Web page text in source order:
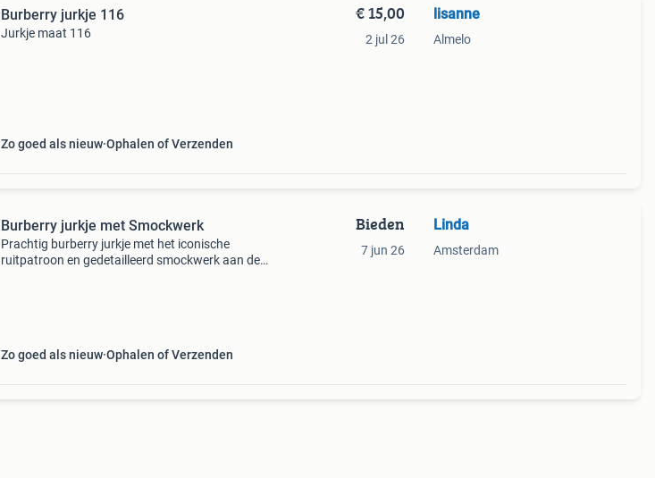
Burberry jurkje 116
Jurkje maat 116
Zo goed als nieuw Ophalen of Verzenden
€ 15,00
2 jul 26
lisanne
Almelo
Burberry jurkje met Smockwerk
Prachtig burberry jurkje met het iconische
ruitpatroon en gedetailleerd smockwerk aan de
Zo goed als nieuw Ophalen of Verzenden
Bieden
7 jun 26
Linda
Amsterdam